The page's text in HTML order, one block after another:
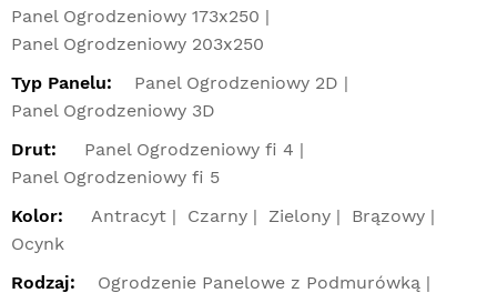
Panel Ogrodzeniowy 173x250
Panel Ogrodzeniowy 203x250
Typ Panelu:
Panel Ogrodzeniowy 2D
Panel Ogrodzeniowy 3D
Drut:
Panel Ogrodzeniowy fi 4
Panel Ogrodzeniowy fi 5
Kolor:
Antracyt Czarny Zielony
Brązowy
Ocynk
Rodzaj:
Ogrodzenie Panelowe z Podmurówką